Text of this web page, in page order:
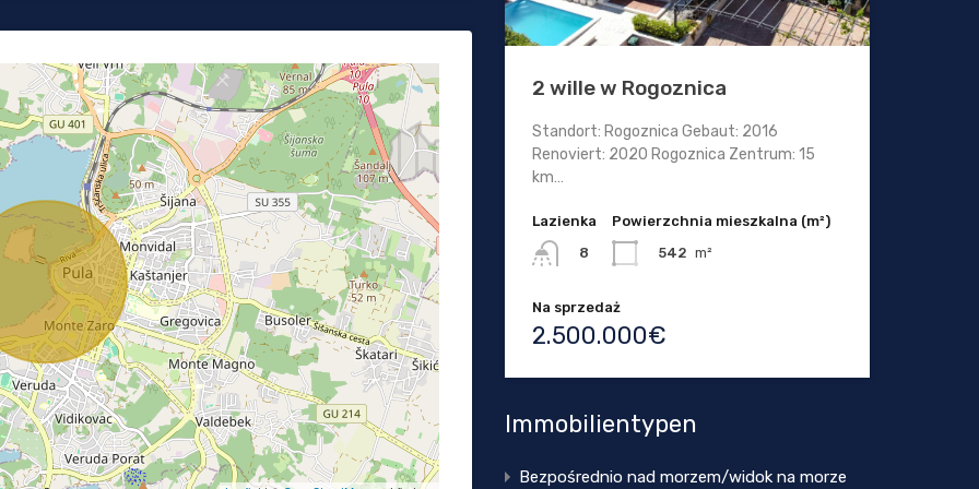
2 wille w Rogoznica
Standort: Rogoznica Gebaut: 2016
Renoviert: 2020 Rogoznica Zentrum: 15
km…
Lazienka
8
Powierzchnia mieszkalna (m²)
542 m²
Na sprzedaż
2.500.000€
Immobilientypen
Bezpośrednio nad morzem/widok na morze